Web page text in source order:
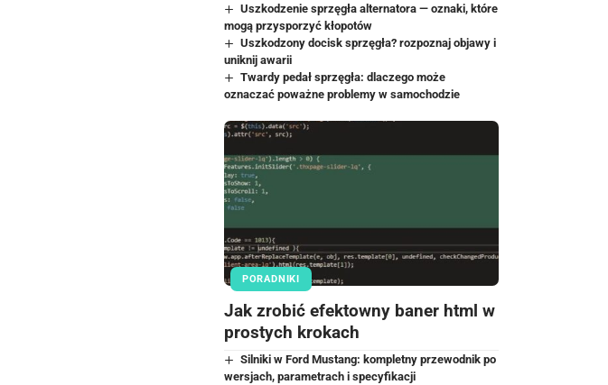
Uszkodzenie sprzęgła alternatora — oznaki, które
mogą przysporzyć kłopotów
Uszkodzony docisk sprzęgła? rozpoznaj objawy i
uniknij awarii
Twardy pedał sprzęgła: dlaczego może
oznaczać poważne problemy w samochodzie
PORADNIKI
Jak zrobić efektowny baner html w
prostych krokach
Silniki w Ford Mustang: kompletny przewodnik po
wersjach, parametrach i specyfikacji